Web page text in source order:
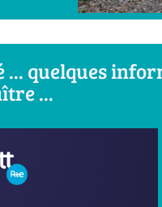
... quelques
...